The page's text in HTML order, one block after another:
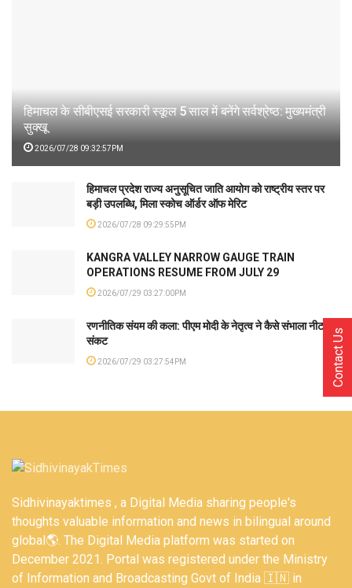
हिमाचल के सीबीएसई सरकारी स्कूल 5 साल में बनेंगे सर्वश्रेष्ठ: मुख्यमंत्री
सुक्खू
2026/07/28 09:32:57PM
हिमाचल प्रदेश राज्य अनुसूचित जाति आयोग को राष्ट्रीय स्तर पर
बड़ी उपलब्धि, मिला स्कोच ऑर्डर ऑफ मेरिट
2026/07/28 09:29:55PM
KANGRA VALLEY NARROW GAUGE TRAIN
OPERATIONS RESUME FROM JULY 29
2026/07/29 03:27:00PM
रणनीतिक संयम की कला: पीएम मोदी के नेतृत्व ने कैसे संभाला नीट
संकट
2026/07/29 03:27:54PM
Sidhivinayaktimes , a Digital Media sharing people's
thoughts valuable information and news in bilingual around
global🌎. The Digital Media platform was started on
December 2021. Portal was registered under the Ministry
of Information and Broadcasting Govt of India 🇮🇳 in
Contact Us